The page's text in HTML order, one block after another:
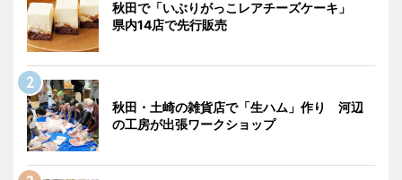
秋田で「いぶりがっこレアチーズケーキ」
県内14店で先行販売
秋田・土崎の雑貨店で「生ハム」作り 河辺
の工房が出張ワークショップ